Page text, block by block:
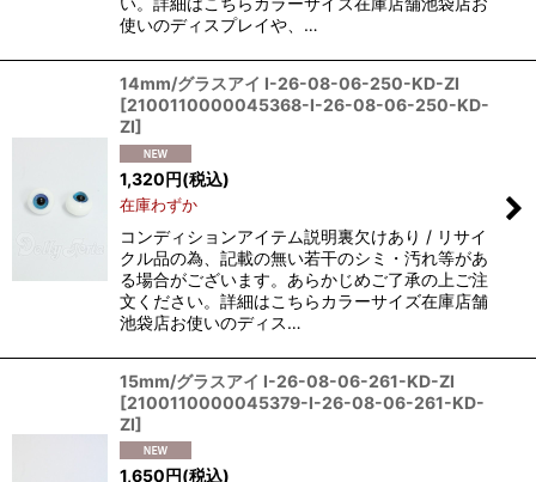
使いのディスプレイや、…
14mm/グラスアイ I-26-08-06-250-KD-ZI
[2100110000045368-I-26-08-06-250-KD-
ZI]
1,320円(税込)
在庫わずか
コンディションアイテム説明裏欠けあり / リサイ
クル品の為、記載の無い若干のシミ・汚れ等があ
る場合がございます。あらかじめご了承の上ご注
文ください。詳細はこちらカラーサイズ在庫店舗
池袋店お使いのディス…
15mm/グラスアイ I-26-08-06-261-KD-ZI
[2100110000045379-I-26-08-06-261-KD-
ZI]
1,650円(税込)